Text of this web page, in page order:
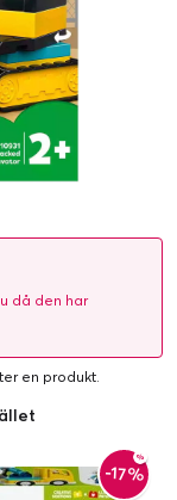
då den har
en produkt.
-17%